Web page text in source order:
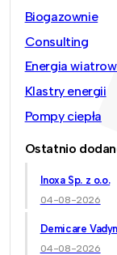
Biogazownie
Consulting
Energia
Klastry energii
Pompy ciepła
Ostatnio
Inoxa Sp. z o.o.
04-08-2026
Demicare
04-08-2026